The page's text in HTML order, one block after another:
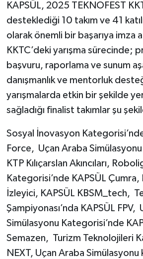
KAPSÜL, 2025 TEKNOFEST
desteklediği 10 takım ve 41
olarak önemli bir başarıya imza
KKTC’deki yarışma sürecinde;
başvuru, raporlama ve sunum
danışmanlık ve mentorluk
yarışmalarda etkin bir şekilde yer
sağladığı finalist takımlar şu
Sosyal İnovasyon
Force, Uçan Araba
KTP Kılıçarslan Akıncıları,
Kategorisi’nde KAPSÜL Çumra,
İzleyici, KAPSÜL KBSM_tech,
Şampiyonası’nda KAPSÜL FPV,
Simülasyonu Kategorisi’nde
Semazen, Turizm Teknolojileri
NEXT, Uçan Araba